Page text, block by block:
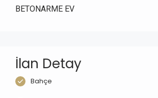
BETONARME EV
İlan Detay
Bahçe